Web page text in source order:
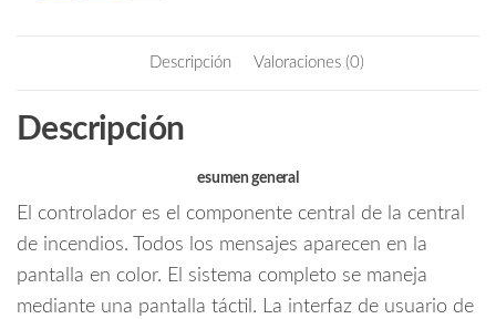
o
itt
ail
Descripción Valoraciones (0)
Descripción
esumen general
El controlador es el componente central de la central
de incendios. Todos los mensajes aparecen en la
pantalla en color. El sistema completo se maneja
mediante una pantalla táctil. La interfaz de usuario de